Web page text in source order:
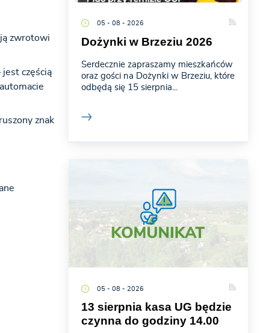
zwrotowi
częścią
znak
05 - 08 - 2026
Dożynki w Brzeziu 2026
Serdecznie zapraszamy mieszkańców
oraz gości na Dożynki w Brzeziu, które
odbędą się 15 sierpnia...
05 - 08 - 2026
13 sierpnia kasa UG będzie
czynna do godziny 14.00